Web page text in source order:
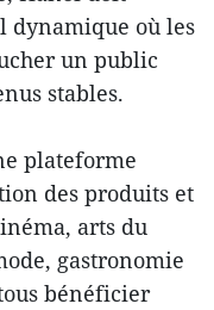
dynamique où les
un public
stables.
plateforme
des produits et
arts du
gastronomie
bénéficier